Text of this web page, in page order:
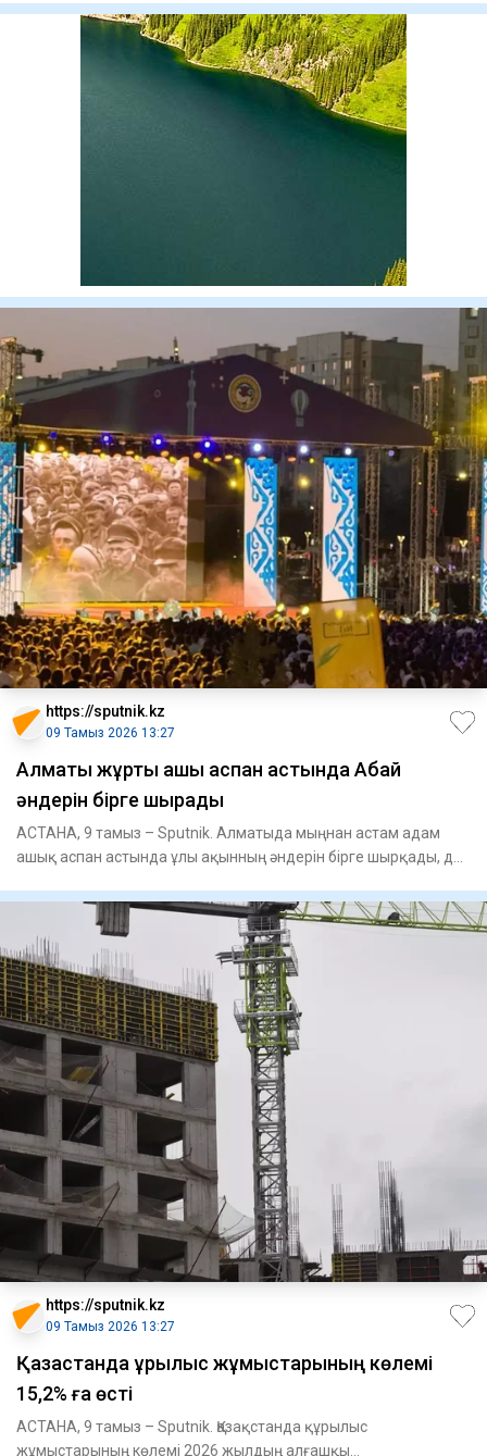
https://sputnik.kz
09 Тамыз 2026 13:27
Алматы жұрты ашық аспан астында Абай
әндерін бірге шырқады
АСТАНА, 9 тамыз – Sputnik. Алматыда мыңнан астам адам
ашық аспан астында ұлы ақынның әндерін бірге шырқады, деп
https://sputnik.kz
09 Тамыз 2026 13:27
Қазақстанда құрылыс жұмыстарының көлемі
15,2% ға өсті
АСТАНА, 9 тамыз – Sputnik. Қазақстанда құрылыс
жұмыстарының көлемі 2026 жылдың алғашқы